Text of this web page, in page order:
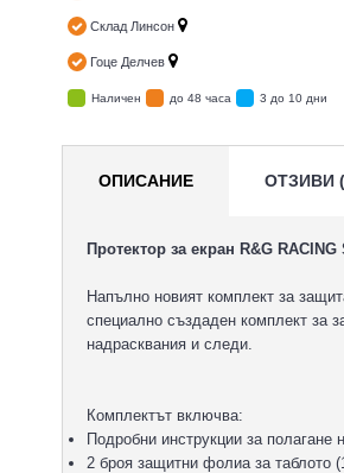
Склад Линсон
Гоце Делчев
Наличен до 48 часа 3 до 10 дни
ОПИСАНИЕ ОТЗИВИ
Протектор за екран R&G
Напълно новият комплект за
специално създаден комплект за
надрасквания и следи.
Комплектът включва:
Подробни инструкции за
2 броя защитни фолиа за таблото